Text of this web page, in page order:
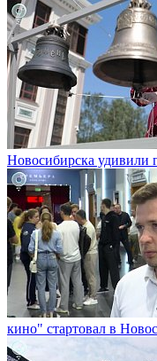
Новосибирска удивили
кино" стартовал в